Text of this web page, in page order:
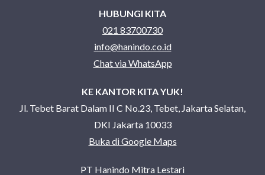
HUBUNGI KITA
021 83700730
info@hanindo.co.id
Chat via WhatsApp
KE KANTOR KITA YUK!
Jl. Tebet Barat Dalam II C No.23, Tebet, Jakarta Selatan,
DKI Jakarta 10033
Buka di Google Maps
PT Hanindo Mitra Lestari